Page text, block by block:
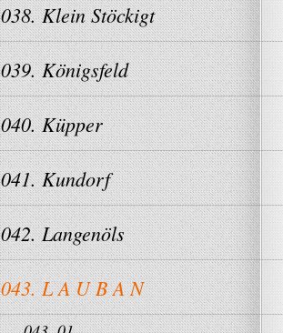
038. Klein Stöckigt
039. Königsfeld
040. Küpper
041. Kundorf
042. Langenöls
043. L A U B A N